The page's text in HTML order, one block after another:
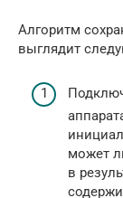
Алгоритм
выглядит
может
в